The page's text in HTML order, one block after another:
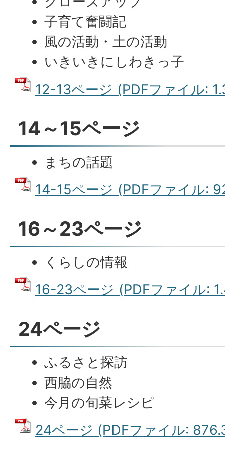
子育て奮闘記
風の活動・土の活動
いきいきにしわきっ子
12-13ページ (PDFファイル:
14～15ページ
まちの話題
14-15ページ (PDFファイル:
16～23ページ
くらしの情報
16-23ページ (PDFファイル:
24ページ
ふるさと探訪
西脇の自然
今月の旬菜レシピ
24ページ (PDFファイル: